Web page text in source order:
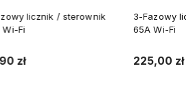
3-Fazowy licznik / sterownik